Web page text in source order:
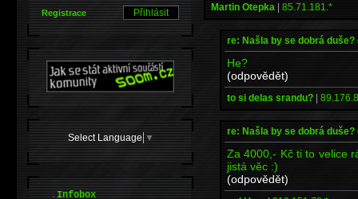
Martin Otepka | 85.71.181.*
re: Našla by se dobrá
He?
(odpovědět)
to si delas srandu? |
re: Našla by se dobrá
Za 4000,- Kč ti to velice
jistá věc :)
(odpovědět)
Registrace
Select Language ▼
.Infobox